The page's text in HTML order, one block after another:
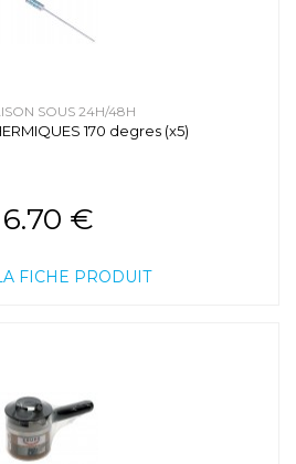
SOUS 24H/48H
170 degres (x5)
6.70 €
FICHE PRODUIT